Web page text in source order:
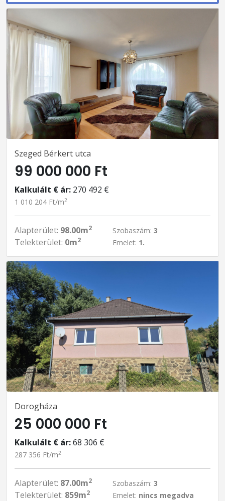
Szeged Bérkert utca
99 000 000 Ft
Kalkulált € ár: 270 492 €
1 010 204 Ft/m2
Alapterület: 98.00m2
Telekterület: 0m2
Szobaszám: 3
Emelet: 1.
Dorogháza
25 000 000 Ft
Kalkulált € ár:68 306 €
287 356 Ft/m2
Alapterület: 87.00m2
Telekterület: 859m2
Szobaszám: 3
Emelet: nincs megadva